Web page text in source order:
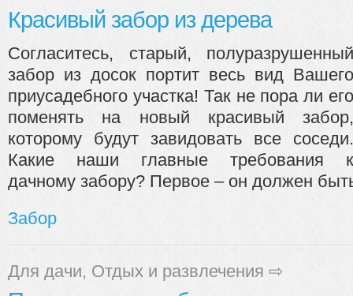
Красивый забор из дерева
Согласитесь, старый, полуразрушенный
забор из досок портит весь вид Вашего
приусадебного участка! Так не пора ли его
поменять на новый красивый забор,
которому будут завидовать все соседи.
Какие наши главные требования к
дачному забору? Первое – он должен
Забор
Для дачи, Отдых и развлечения ⇨